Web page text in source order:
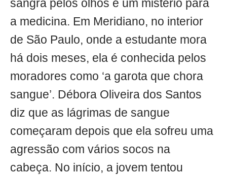
sangra pelos olhos é um mistério para
a medicina. Em Meridiano, no interior
de São Paulo, onde a estudante mora
há dois meses, ela é conhecida pelos
moradores como ‘a garota que chora
sangue’. Débora Oliveira dos Santos
diz que as lágrimas de sangue
começaram depois que ela sofreu uma
agressão com vários socos na
cabeça. No início, a jovem tentou